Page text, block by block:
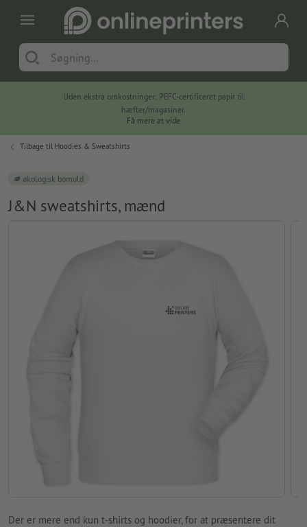
Uden ekstra omkostninger: PEFC-certificeret papir til
hæfter/magasiner.
Få mere at vide
Tilbage til Hoodies & Sweatshirts
økologisk bomuld
J&N sweatshirts, mænd
Der er mere end kun t-shirts og hoodier, for at præsentere dit